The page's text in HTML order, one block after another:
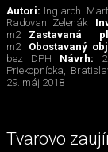
Autori: Ing.arch.
Radovan Zelenák
m2
Zastavaná
m2
Obostavaný
bez DPH
Návrh:
Priekopnícka,
29. máj 2018
Tvarovo